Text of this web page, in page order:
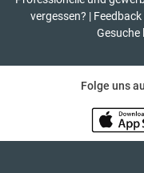
vergessen? | Feedback
Gesuche
Folge uns